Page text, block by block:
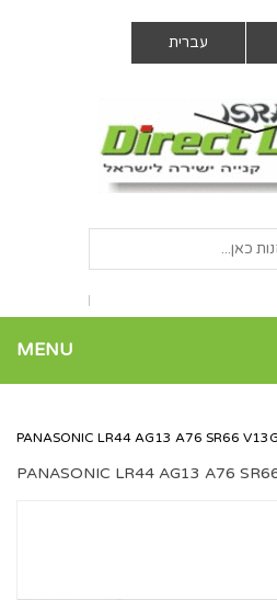
עברית
MENU